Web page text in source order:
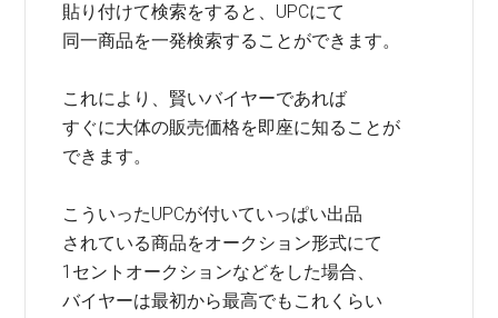
貼り付けて検索をすると、UPCにて
同一商品を一発検索することができます。
これにより、賢いバイヤーであれば
すぐに大体の販売価格を即座に知ることが
できます。
こういったUPCが付いていっぱい出品
されている商品をオークション形式にて
1セントオークションなどをした場合、
バイヤーは最初から最高でもこれくらい